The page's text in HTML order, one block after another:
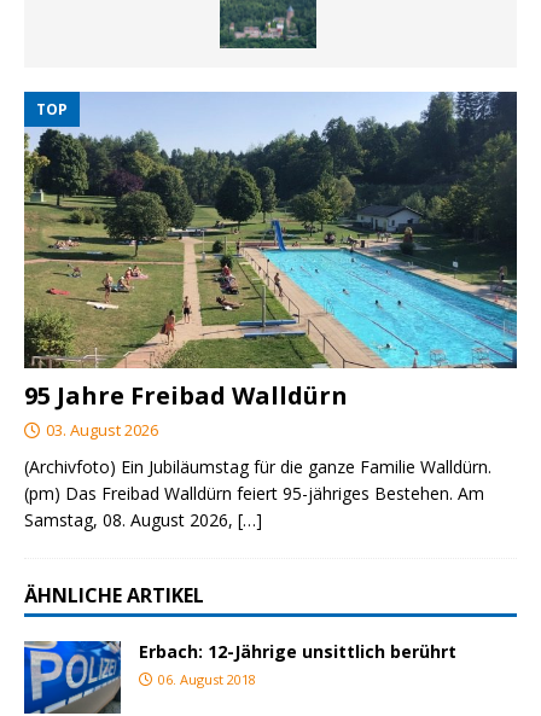
TOP
95 Jahre Freibad Walldürn
03. August 2026
(Archivfoto) Ein Jubiläumstag für die ganze Familie Walldürn.
(pm) Das Freibad Walldürn feiert 95-jähriges Bestehen. Am
Samstag, 08. August 2026, […]
ÄHNLICHE ARTIKEL
Erbach: 12-Jährige unsittlich berührt
06. August 2018